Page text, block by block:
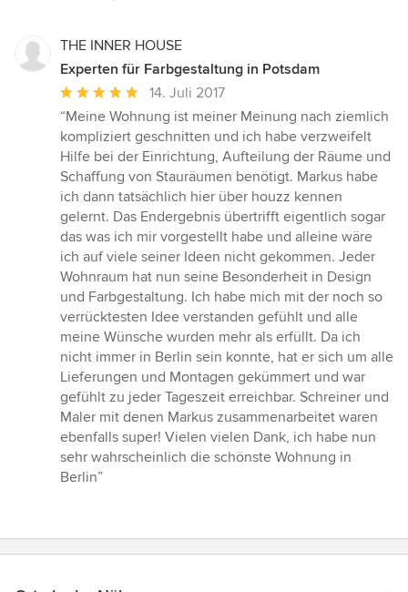
THE INNER HOUSE
Experten für Farbgestaltung in Potsdam
Durchschnittliche
Bewertung:
5
von
5
Sternen
14. Juli 2017
“Meine Wohnung ist meiner Meinung nach ziemlich
kompliziert geschnitten und ich habe verzweifelt
Hilfe bei der Einrichtung, Aufteilung der Räume und
Schaffung von Stauräumen benötigt. Markus habe
ich dann tatsächlich hier über houzz kennen
gelernt. Das Endergebnis übertrifft eigentlich sogar
das was ich mir vorgestellt habe und alleine wäre
ich auf viele seiner Ideen nicht gekommen. Jeder
Wohnraum hat nun seine Besonderheit in Design
und Farbgestaltung. Ich habe mich mit der noch so
verrücktesten Idee verstanden gefühlt und alle
meine Wünsche wurden mehr als erfüllt. Da ich
nicht immer in Berlin sein konnte, hat er sich um alle
Lieferungen und Montagen gekümmert und war
gefühlt zu jeder Tageszeit erreichbar. Schreiner und
Maler mit denen Markus zusammenarbeitet waren
ebenfalls super! Vielen vielen Dank, ich habe nun
sehr wahrscheinlich die schönste Wohnung in
Berlin”